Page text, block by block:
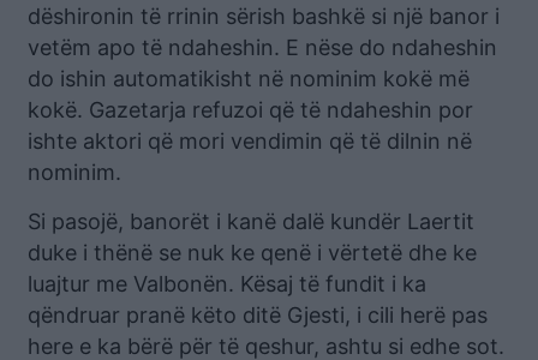
dëshironin të rrinin sërish bashkë si një banor i
vetëm apo të ndaheshin. E nëse do ndaheshin
do ishin automatikisht në nominim kokë më
kokë. Gazetarja refuzoi që të ndaheshin por
ishte aktori që mori vendimin që të dilnin në
nominim.
Si pasojë, banorët i kanë dalë kundër Laertit
duke i thënë se nuk ke qenë i vërtetë dhe ke
luajtur me Valbonën. Kësaj të fundit i ka
qëndruar pranë këto ditë Gjesti, i cili herë pas
here e ka bërë për të qeshur, ashtu si edhe sot.